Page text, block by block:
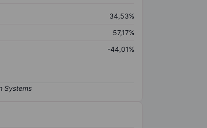
34,53%
57,17%
-44,01%